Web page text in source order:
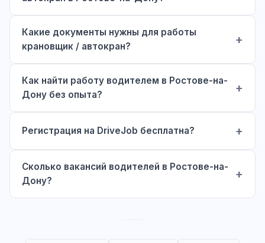
Какие документы нужны для работы
крановщик / автокран?
Как найти работу водителем в Ростове-на-
Дону без опыта?
Регистрация на DriveJob бесплатна?
Сколько вакансий водителей в Ростове-на-
Дону?